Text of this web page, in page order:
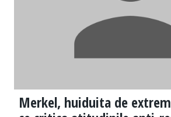
Merkel, huiduita de